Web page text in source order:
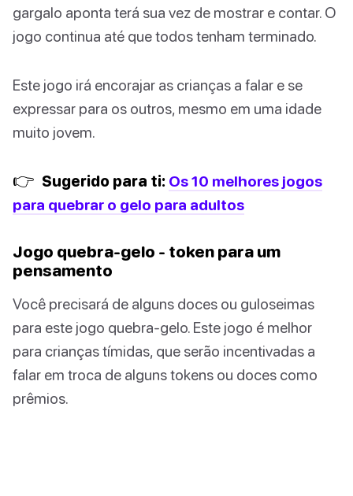
gargalo aponta terá sua vez de mostrar e contar. O
jogo continua até que todos tenham terminado.
Este jogo irá encorajar as crianças a falar e se
expressar para os outros, mesmo em uma idade
muito jovem.
👉 Sugerido para ti: Os 10 melhores jogos
para quebrar o gelo para adultos
Jogo quebra-gelo - token para um
pensamento
Você precisará de alguns doces ou guloseimas
para este jogo quebra-gelo. Este jogo é melhor
para crianças tímidas, que serão incentivadas a
falar em troca de alguns tokens ou doces como
prêmios.